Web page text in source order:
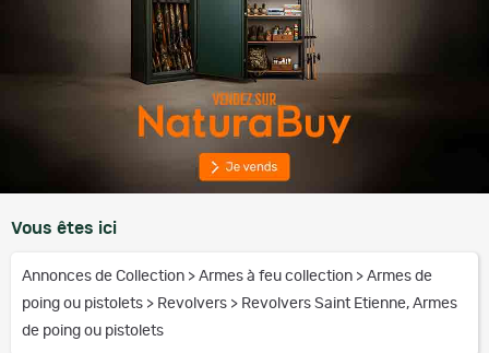
Vous êtes ici
Annonces de Collection > Armes à feu collection > Armes de
poing ou pistolets > Revolvers > Revolvers Saint Etienne, Armes
de poing ou pistolets